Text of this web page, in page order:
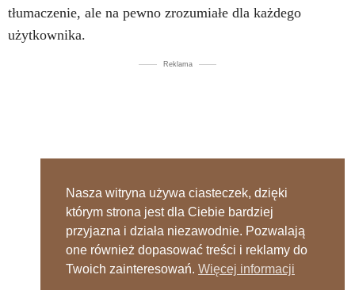
tłumaczenie, ale na pewno zrozumiałe dla każdego
użytkownika.
Reklama
Nasza witryna używa ciasteczek, dzięki
którym strona jest dla Ciebie bardziej
przyjazna i działa niezawodnie. Pozwalają
one również dopasować treści i reklamy do
Twoich zainteresowań. Więcej informacji